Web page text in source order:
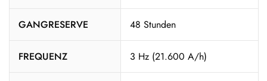
GANGRESERVE 48 Stunden
FREQUENZ 3 Hz (21.600 A/h)